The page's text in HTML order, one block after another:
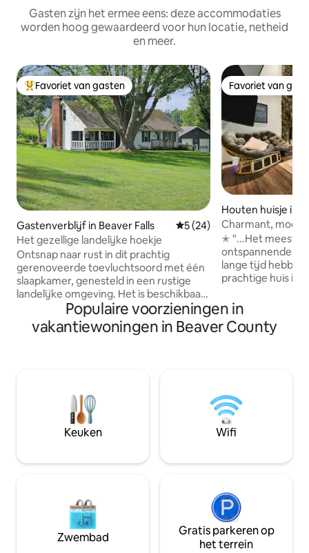
Gasten zijn het ermee eens: deze accommodaties
worden hoog gewaardeerd voor hun locatie, netheid
en meer.
Topfavoriet van gasten
Favoriet van gasten
Gastenverblijf in Beaver Falls Gemiddelde beoordeling
5 (24)
Het gezellige landelijke hoekje
Ontsnap naar rust in dit prachtig
gerenoveerde toevluchtsoord met één
slaapkamer, genesteld in een rustige
landelijke omgeving. Het is beschikbaar
voor dagelijkse, wekelijkse of
maandelijkse verhuur en combineert
modern comfort met landelijke charme.
in de ruime woonkamer met gratis wifi
en kabel-tv. Geniet van de vuurplaats,
schaduwrijke boom en gunstige locatie
in de buurt van markten, parken en
Boek vandaag nog!
Favoriet van
Favoriet van
Houten huisje in
Charmant,
✭ "...Het meest
ontspannende
lange tijd hebben
prachtige huis is
ontspannend
genesteld weg
wakker omringd
biologisch
min met de auto
Gezellige bank,
Snelle
Populaire voorzieningen in
vakantiewoningen in Beaver County
Keuken Wifi
Zwembad
Gratis parkeren op
het terrein